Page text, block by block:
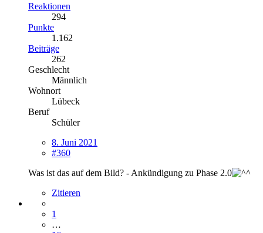
Reaktionen
294
Punkte
1.162
Beiträge
262
Geschlecht
Männlich
Wohnort
Lübeck
Beruf
Schüler
8. Juni 2021
#360
Was ist das auf dem Bild? - Ankündigung zu Phase 2.0
Zitieren
1
…